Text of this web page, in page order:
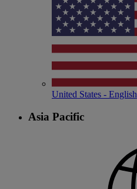
United States - English
Asia Pacific